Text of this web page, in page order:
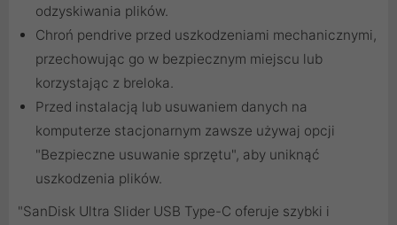
odzyskiwania plików.
Chroń pendrive przed uszkodzeniami mechanicznymi,
przechowując go w bezpiecznym miejscu lub
korzystając z breloka.
Przed instalacją lub usuwaniem danych na
komputerze stacjonarnym zawsze używaj opcji
"Bezpieczne usuwanie sprzętu", aby uniknąć
uszkodzenia plików.
"SanDisk Ultra Slider USB Type-C oferuje szybki i